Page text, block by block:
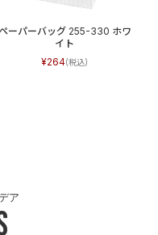
ペーパーバッグ 255-330 ホワ
イト
264
ア